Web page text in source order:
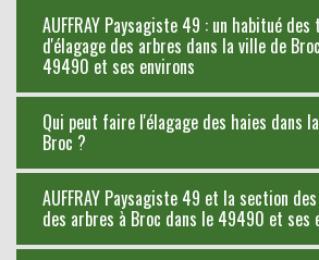
AUFFRAY Paysagiste 49 : un habitué des
d'élagage des arbres dans la ville de
49490 et ses environs
Qui peut faire l'élagage des haies dans
Broc ?
AUFFRAY Paysagiste 49 et la section
des arbres à Broc dans le 49490 et ses